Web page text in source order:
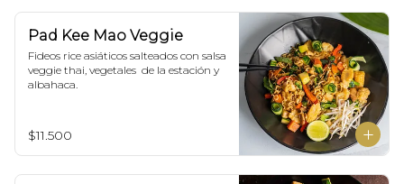
Pad Kee Mao Veggie
Fideos rice asiáticos salteados con salsa
veggie thai, vegetales  de la estación y
albahaca.
$11.500